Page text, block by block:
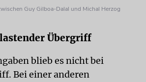
Guy Gilboa-Dalal und Michal Herzog
Übergriff
blieb es nicht bei
Bei einer anderen